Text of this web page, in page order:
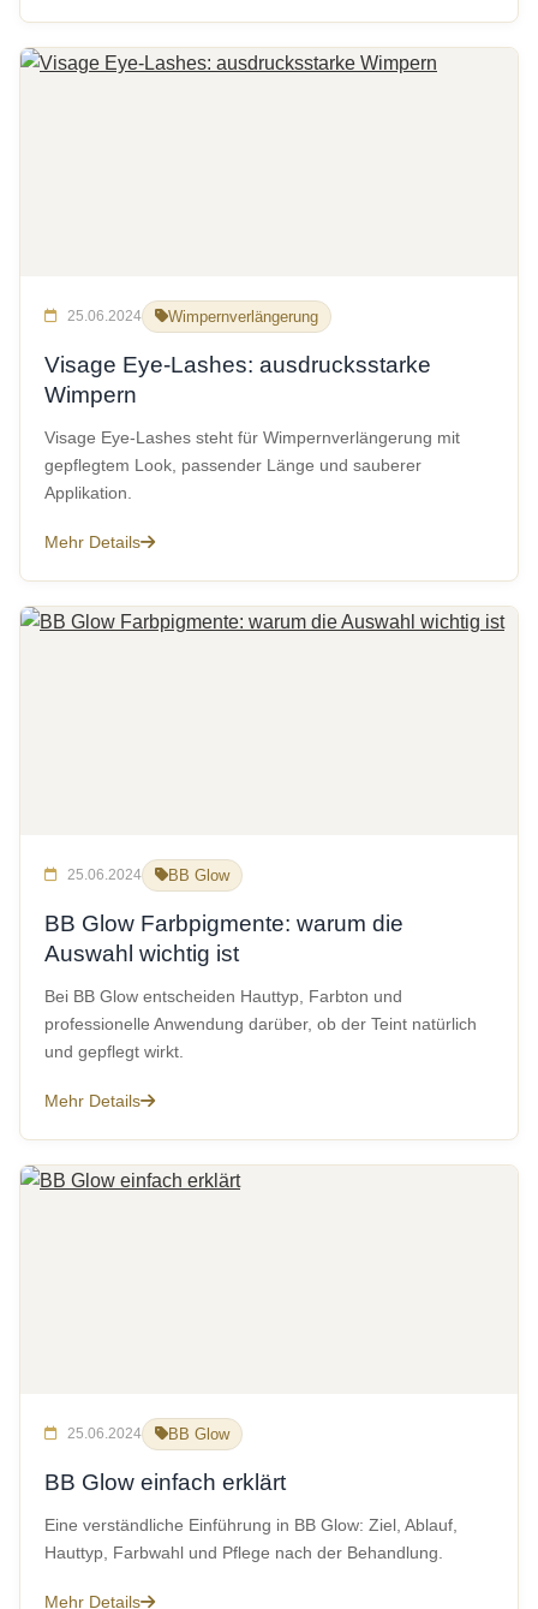
25.06.2024 Wimpernverlängerung
Visage Eye-Lashes: ausdrucksstarke
Wimpern
Visage Eye-Lashes steht für Wimpernverlängerung mit
gepflegtem Look, passender Länge und sauberer
Applikation.
Mehr Details
25.06.2024 BB Glow
BB Glow Farbpigmente: warum die
Auswahl wichtig ist
Bei BB Glow entscheiden Hauttyp, Farbton und
professionelle Anwendung darüber, ob der Teint natürlich
und gepflegt wirkt.
Mehr Details
25.06.2024 BB Glow
BB Glow einfach erklärt
Eine verständliche Einführung in BB Glow: Ziel, Ablauf,
Hauttyp, Farbwahl und Pflege nach der Behandlung.
Mehr Details